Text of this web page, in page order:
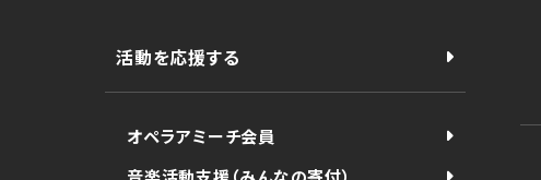
活動を応援する
オペラアミーチ会員